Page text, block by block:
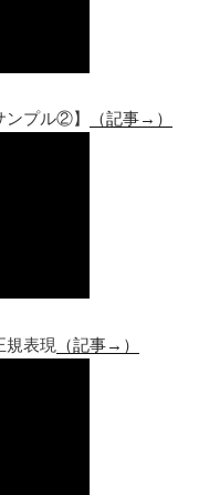
ンプル②】 （記事→）
規表現 （記事→）